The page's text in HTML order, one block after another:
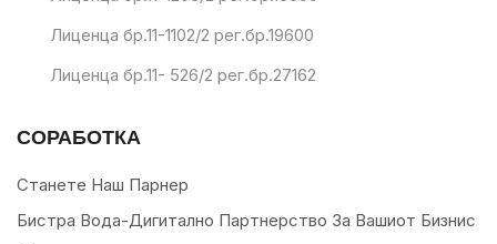
Лиценца бр.11-1102/2 рег.бр.19600
Лиценца бр.11- 526/2 рег.бр.27162
СОРАБОТКА
Станете Наш Парнер
Бистра Вода-Дигитално Партнерство За Вашиот Бизнис